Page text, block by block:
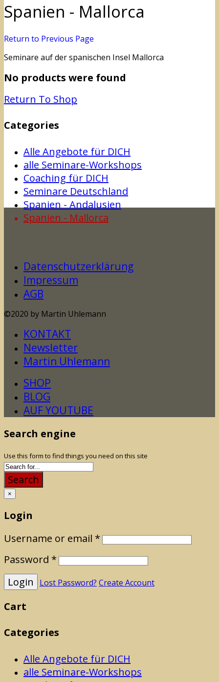
Spanien - Mallorca
Return to Previous Page
Seminare auf der spanischen Insel Mallorca
No products were found
Return To Shop
Categories
Alle Angebote für DICH
alle Seminare-Workshops
Coaching für DICH
Seminare Deutschland
Spanien - Andalusien
Spanien - Mallorca
Datenschutzerklärung
Impressum
AGB
©2020 by Martin Uhlemann
KONTAKT
Newsletter
Martin Uhlemann
SHOP
BLOG
AUF YOUTUBE
Search engine
Use this form to find things you need on this site
Search
×
Login
Username or email *
Password *
Lost Password? Create Account
Cart
Categories
Alle Angebote für DICH
alle Seminare-Workshops